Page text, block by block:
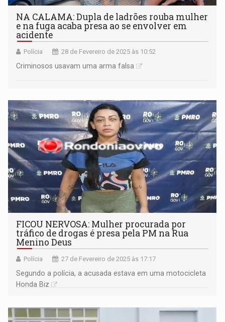
NA CALAMA: Dupla de ladrões rouba mulher
e na fuga acaba presa ao se envolver em
acidente
Polícia 28 de Fevereiro de 2025 às 10:52
Criminosos usavam uma arma falsa
FICOU NERVOSA: Mulher procurada por
tráfico de drogas é presa pela PM na Rua
Menino Deus
Polícia 27 de Fevereiro de 2025 às 17:17
Segundo a polícia, a acusada estava em uma motocicleta
Honda Biz